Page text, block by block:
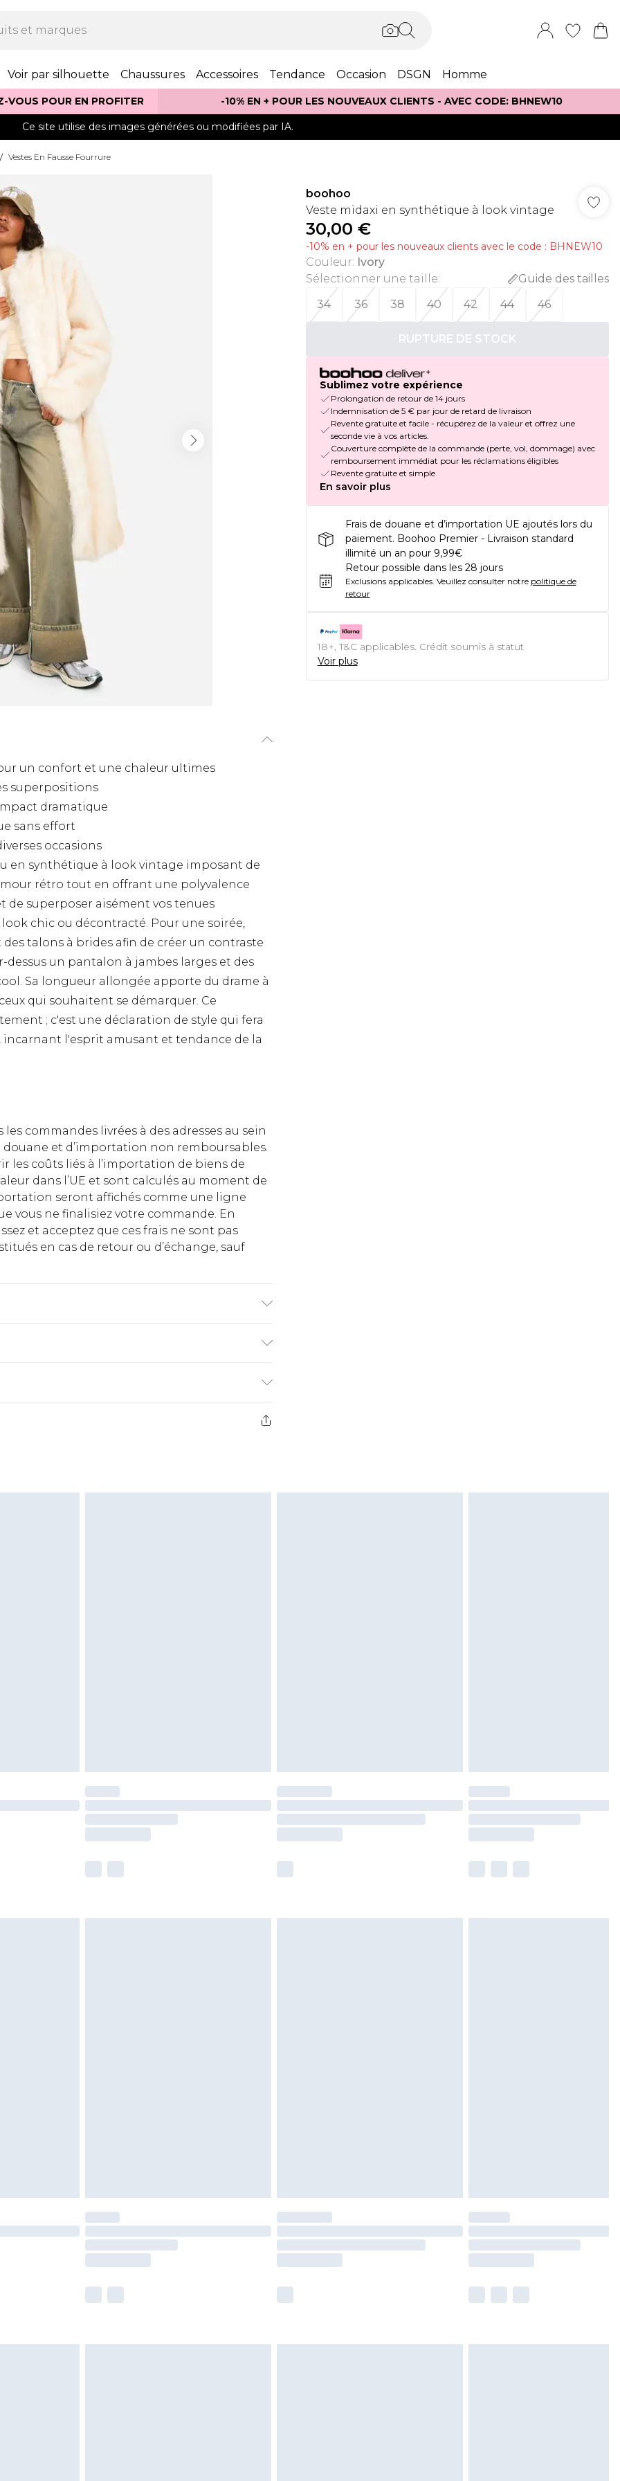
Voir par silhouette Chaussures Accessoires Tendance Occasion DSGN Homme
VOUS POUR EN PROFITER -10% EN + POUR LES NOUVEAUX CLIENTS - AVEC CODE: BHNEW10
Ce site utilise des images générées ou modifiées par IA.
/ Vestes En Fausse Fourrure
un confort et une chaleur ultimes
superpositions
dramatique
sans effort
occasions
en synthétique à look vintage imposant de
rétro tout en offrant une polyvalence
de superposer aisément vos tenues
chic ou décontracté. Pour une soirée,
talons à brides afin de créer un contraste
dessus un pantalon à jambes larges et des
Sa longueur allongée apporte du drame à
qui souhaitent se démarquer. Ce
; c'est une déclaration de style qui fera
incarnant l'esprit amusant et tendance de la
commandes livrées à des adresses au sein
douane et d’importation non remboursables.
les coûts liés à l’importation de biens de
dans l’UE et sont calculés au moment de
seront affichés comme une ligne
vous ne finalisiez votre commande. En
et acceptez que ces frais ne sont pas
en cas de retour ou d’échange, sauf
€2.99
€9.99
boohoo
Veste midaxi en synthétique à look vintage
30,00 €
-10% en + pour les nouveaux clients avec le code : BHNEW10
Couleur: Ivory
Sélectionner une taille:
Guide des tailles
34
36 38 40 42 44 46
RUPTURE DE STOCK
Sublimez votre expérience
Prolongation de retour de 14 jours
Indemnisation de 5 € par jour de retard de livraison
Revente gratuite et facile - récupérez de la valeur et offrez une
seconde vie à vos articles.
Couverture complète de la commande (perte, vol, dommage) avec
remboursement immédiat pour les réclamations éligibles
Revente gratuite et simple
En savoir plus
Frais de douane et d’importation UE ajoutés lors du
paiement. Boohoo Premier - Livraison standard
illimité un an pour 9,99€
Retour possible dans les 28 jours
Exclusions applicables. Veuillez consulter notre politique de
retour
18+, T&C applicables. Crédit soumis à statut
Voir plus